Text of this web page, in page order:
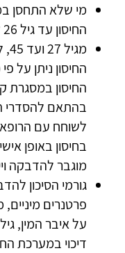
מי שלא התחסן
החיסון עד גיל 26 ללא תשלום.
החיסון ניתן על
החיסון במסגרת
בהתאם להסדרי
לשוחח עם
בחיסון באופן
מוגבר להדבקה
גורמי הסיכון
פרטנרים
על איבר המין,
דיכוי במערכת